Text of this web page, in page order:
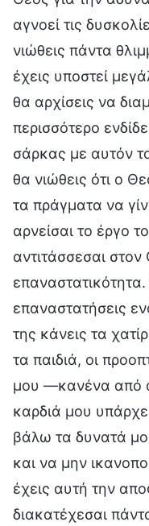
αγνοεί τις
νιώθεις πάντα
έχεις υποστεί
θα αρχίσεις να
περισσότερο
σάρκας με αυτόν
θα νιώθεις ότι ο
τα πράγματα να
αρνείσαι το έργο
αντιτάσσεσαι στον
επαναστατικότητα.
επαναστατήσεις
της κάνεις τα
τα παιδιά, οι
μου —κανένα από
καρδιά μου
βάλω τα δυνατά
και να μην
έχεις αυτή την
διακατέχεσαι